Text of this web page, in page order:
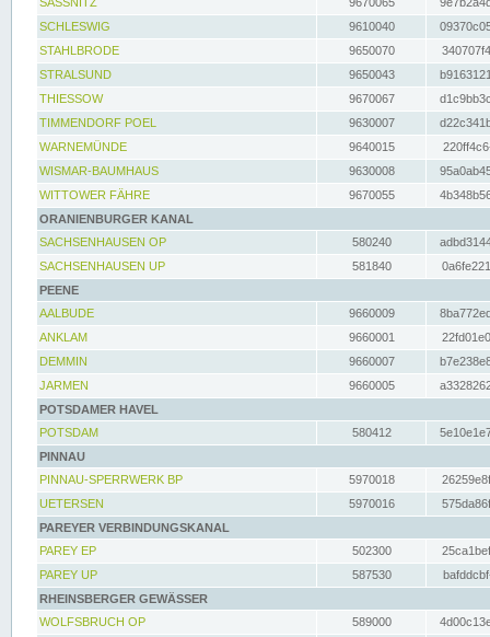
SCHLESWIG
9610040
STAHLBRODE
9650070
STRALSUND
9650043
THIESSOW
9670067
TIMMENDORF POEL
9630007
WARNEMÜNDE
9640015
WISMAR-BAUMHAUS
9630008
WITTOWER FÄHRE
9670055
ORANIENBURGER KANAL
SACHSENHAUSEN OP
580240
SACHSENHAUSEN UP
581840
PEENE
AALBUDE
9660009
ANKLAM
9660001
DEMMIN
9660007
JARMEN
9660005
POTSDAMER HAVEL
POTSDAM
580412
PINNAU
PINNAU-SPERRWERK BP
5970018
UETERSEN
5970016
PAREYER VERBINDUNGSKANAL
PAREY EP
502300
PAREY UP
587530
RHEINSBERGER GEWÄSSER
WOLFSBRUCH OP
589000